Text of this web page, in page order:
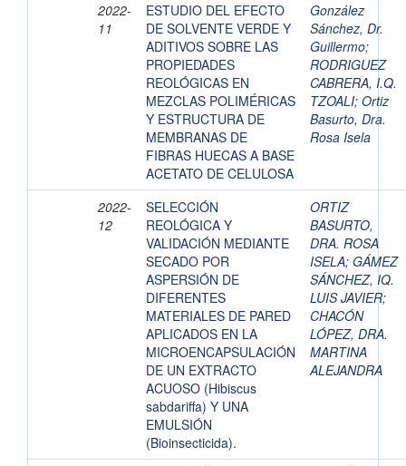
2022-
11
ESTUDIO DEL EFECTO
DE SOLVENTE VERDE Y
ADITIVOS SOBRE LAS
PROPIEDADES
REOLÓGICAS EN
MEZCLAS POLIMÉRICAS
Y ESTRUCTURA DE
MEMBRANAS DE
FIBRAS HUECAS A BASE
ACETATO DE CELULOSA
González
Sánchez, Dr.
Guillermo;
RODRIGUEZ
CABRERA, I.Q.
TZOALI; Ortiz
Basurto, Dra.
Rosa Isela
2022-
12
SELECCIÓN
REOLÓGICA Y
VALIDACIÓN MEDIANTE
SECADO POR
ASPERSIÓN DE
DIFERENTES
MATERIALES DE PARED
APLICADOS EN LA
MICROENCAPSULACIÓN
DE UN EXTRACTO
ACUOSO (Hibiscus
sabdariffa) Y UNA
EMULSIÓN
(Bioinsecticida).
ORTIZ
BASURTO,
DRA. ROSA
ISELA; GÁMEZ
SÁNCHEZ, IQ.
LUIS JAVIER;
CHACÓN
LÓPEZ, DRA.
MARTINA
ALEJANDRA